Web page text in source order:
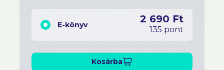
E-könyv 2 690 Ft
135 pont
Kosárba